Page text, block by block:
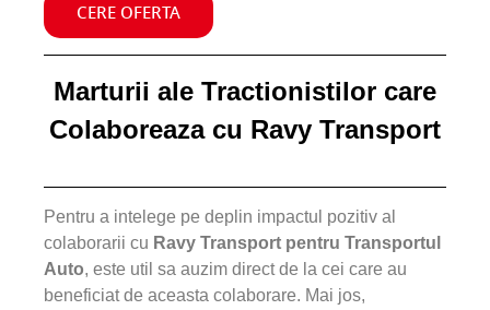
CERE OFERTA
Marturii ale Tractionistilor care
Colaboreaza cu Ravy Transport
Pentru a intelege pe deplin impactul pozitiv al
colaborarii cu Ravy Transport pentru Transportul
Auto, este util sa auzim direct de la cei care au
beneficiat de aceasta colaborare. Mai jos,